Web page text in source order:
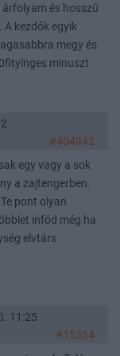
és hosszú
kezdők egyik
megy és
minuszt
#404942
egy vagy a sok
a zajtengerben.
pont olyan
infód még ha
elvtárs
11:25
#15354